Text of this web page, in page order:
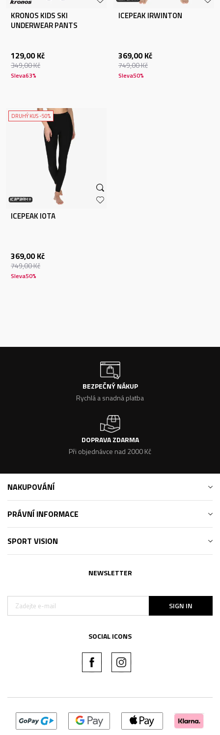
KRONOS KIDS SKI
UNDERWEAR PANTS
129,00 Kč
349,00Kč
Sleva63%
ICEPEAK IRWINTON
369,00 Kč
749,00Kč
Sleva50%
DRUHÝ KUS -50%
ICEPEAK IOTA
369,00 Kč
749,00Kč
Sleva50%
BEZPEČNÝ NÁKUP
Rychlá a snadná platba
DOPRAVA ZDARMA
Při objednávce nad 2000 Kč
NAKUPOVÁNÍ
PRÁVNÍ INFORMACE
SPORT VISION
NEWSLETTER
SIGN IN
SOCIAL ICONS